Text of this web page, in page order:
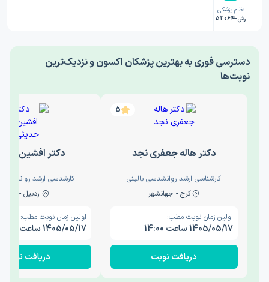
نظام پزشکی
رش-52064
‎دسترسی فوری به بهترین پزشکان اکسون و نزدیک‌ترین
نوبت‌ها
5
دکتر هاله جعفری نجد
کارشناسی ارشد روانشناسی بالینی
کرج - جهانشهر
اولین زمان نوبت مطب:
1405/05/17 ساعت 14:00
دریافت نوبت
دکتر افشین
کارشناسی ارشد
اردبیل - والی
اولین زمان نوبت مطب:
1405/05/17 ساعت 15:00
دریافت نوبت